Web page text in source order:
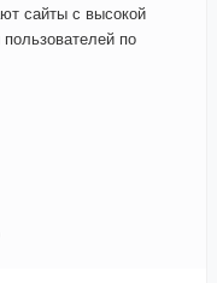
сайты с высокой
по